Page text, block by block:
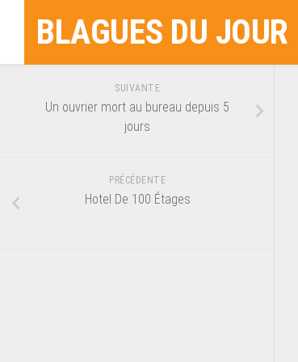
contentBLAGUES DU JOUR
SUIVANTE
Un ouvrier mort au bureau depuis 5
jours
PRÉCÉDENTE
Hotel De 100 Étages